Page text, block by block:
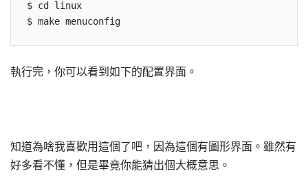
$ cd linux
執行完，你可以看到如下的配置界面。
知道為啥我喜歡用這個了吧，因為這個有圖形界面。雖然有
好多看不懂，但是畢竟你能猜出個大概意思。